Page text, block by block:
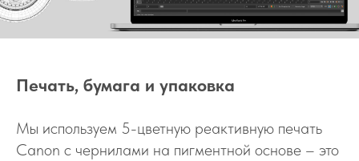
Печать, бумага и упаковка
Мы используем 5-цветную реактивную печать
Canon с чернилами на пигментной основе – это